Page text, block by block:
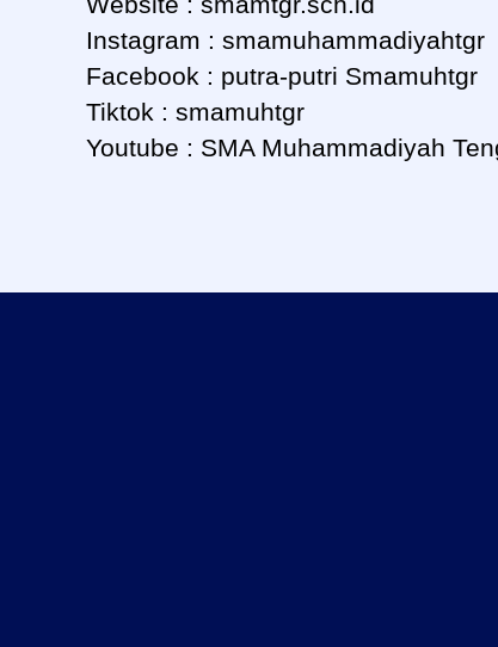
Instagram : smamuhammadiyahtgr
Facebook : putra-putri Smamuhtgr
Tiktok : smamuhtgr
Youtube : SMA Muhammadiyah